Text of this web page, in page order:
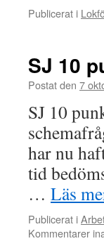
Publicerat i
SJ 10
Postat den 7
SJ 10
har nu
tid
… Läs
Publicerat i
Kommentarer